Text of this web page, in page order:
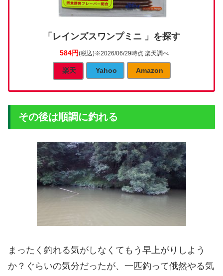
「レインズスワンプミニ 」を探す
584円(税込)※2026/06/29時点 楽天調べ
楽天 Yahoo Amazon
その後は順調に釣れる
まったく釣れる気がしなくてもう早上がりしよう
か？ぐらいの気分だったが、一匹釣って俄然やる気